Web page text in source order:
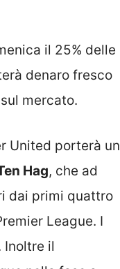
il 25% delle
denaro fresco
mercato.
United porterà un
Hag, che ad
dai primi quattro
League. I
Inoltre il